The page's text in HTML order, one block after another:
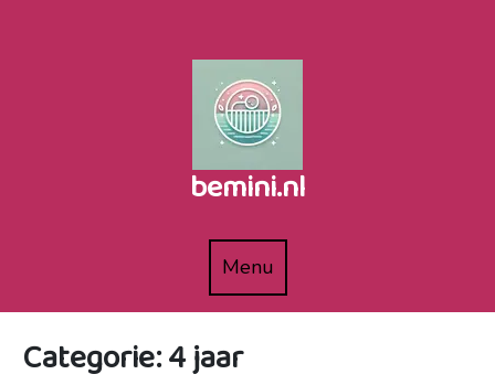
bemini.nl
MenuMenu
Categorie:4 jaar